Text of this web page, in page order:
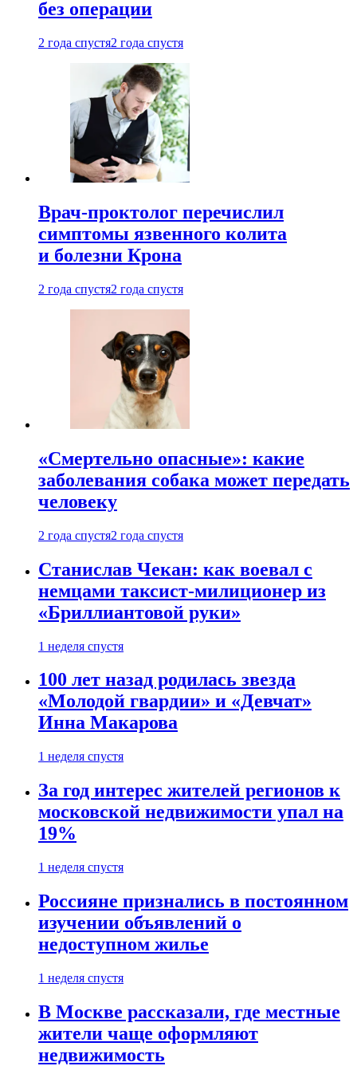
без операции
2 года спустя2 года спустя
Врач-проктолог перечислил
симптомы язвенного колита
и болезни Крона
2 года спустя2 года спустя
«Смертельно опасные»: какие
заболевания собака может передать
человеку
2 года спустя2 года спустя
Станислав Чекан: как воевал с
немцами таксист-милиционер из
«Бриллиантовой руки»
1 неделя спустя
100 лет назад родилась звезда
«Молодой гвардии» и «Девчат»
Инна Макарова
1 неделя спустя
За год интерес жителей регионов к
московской недвижимости упал на
19%
1 неделя спустя
Россияне признались в постоянном
изучении объявлений о
недоступном жилье
1 неделя спустя
В Москве рассказали, где местные
жители чаще оформляют
недвижимость